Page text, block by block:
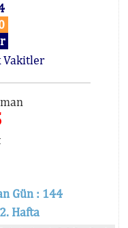
Vakitler
Gün : 144
Hafta